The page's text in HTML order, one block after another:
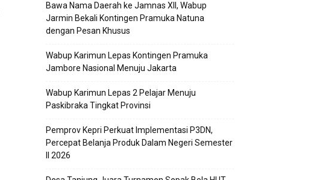
Bawa Nama Daerah ke Jamnas XII, Wabup
Jarmin Bekali Kontingen Pramuka Natuna
dengan Pesan Khusus
Wabup Karimun Lepas Kontingen Pramuka
Jambore Nasional Menuju Jakarta
Wabup Karimun Lepas 2 Pelajar Menuju
Paskibraka Tingkat Provinsi
Pemprov Kepri Perkuat Implementasi P3DN,
Percepat Belanja Produk Dalam Negeri Semester
II 2026